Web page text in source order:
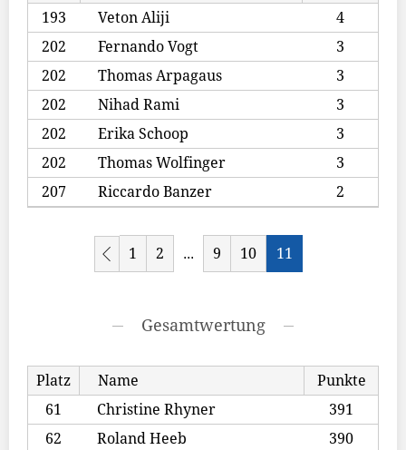
193
Veton Aliji
4
202
Fernando Vogt
3
202
Thomas Arpagaus
3
202
Nihad Rami
3
202
Erika Schoop
3
202
Thomas Wolfinger
3
207
Riccardo Banzer 2
1 2 ... 9 10 11
Gesamtwertung
Platz Name
Punkte
61
Christine Rhyner
391
62
Roland Heeb
390